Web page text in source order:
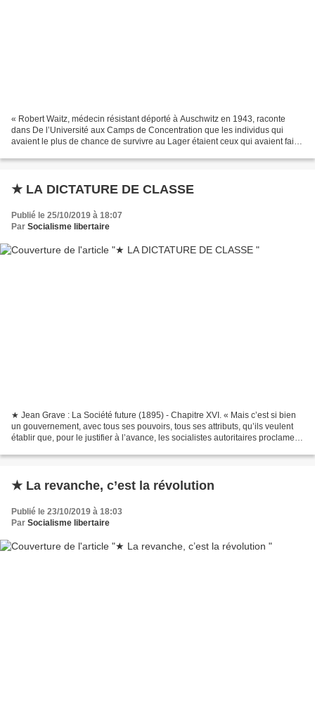
« Robert Waitz, médecin résistant déporté à Auschwitz en 1943, raconte
dans De l’Université aux Camps de Concentration que les individus qui
avaient le plus de chance de survivre au Lager étaient ceux qui avaient fait
★ LA DICTATURE DE CLASSE
Publié le 25/10/2019 à 18:07
Par Socialisme libertaire
★ Jean Grave : La Société future (1895) - Chapitre XVI. « Mais c’est si bien
un gouvernement, avec tous ses pouvoirs, tous ses attributs, qu’ils veulent
établir que, pour le justifier à l’avance, les socialistes autoritaires proclament
★ La revanche, c’est la révolution
Publié le 23/10/2019 à 18:03
Par Socialisme libertaire